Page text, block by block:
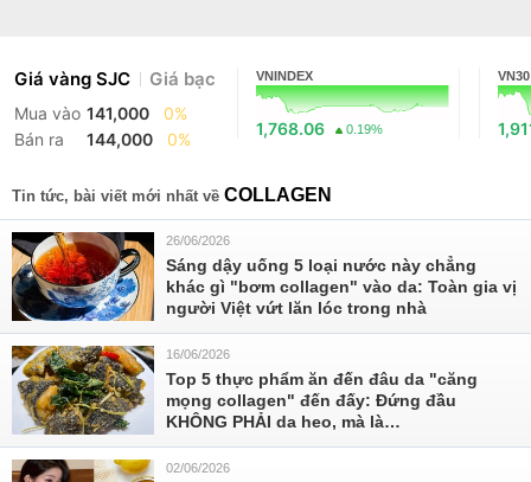
Giá vàng SJC Giá bạc
Mua vào 141,000
0%
Bán ra
144,000 0%
VNINDEX
1,768.06 0.19%
VN30
Tin tức, bài viết mới nhất về COLLAGEN
26/06/2026
Sáng dậy uống 5 loại nước này chẳng
khác gì "bơm collagen" vào da: Toàn gia vị
người Việt vứt lăn lóc trong nhà
16/06/2026
Top 5 thực phẩm ăn đến đâu da "căng
mọng collagen" đến đấy: Đứng đầu
KHÔNG PHẢI da heo, mà là…
02/06/2026